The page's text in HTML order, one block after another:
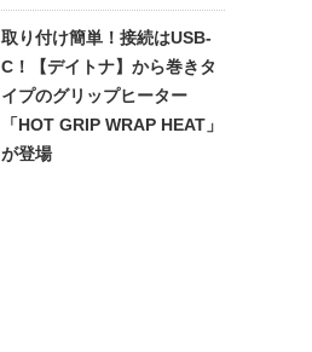
取り付け簡単！接続はUSB-
C！【デイトナ】から巻きタ
イプのグリップヒーター
「HOT GRIP WRAP HEAT」
が登場